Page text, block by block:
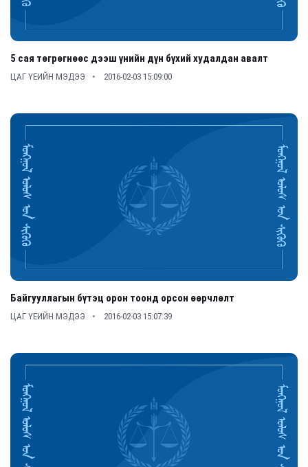
5 сая төгрөгнөөс дээш үнийн дүн бүхий худалдан авалт
ЦАГ ҮЕИЙН МЭДЭЭ 2016-02-03 15:09:00
Байгууллагын бүтэц орон тоонд орсон өөрчлөлт
ЦАГ ҮЕИЙН МЭДЭЭ 2016-02-03 15:07:39